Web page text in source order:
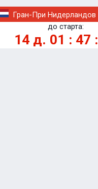
Гран-При Нидерландов
до старта:
14 д. 01 : 47 :